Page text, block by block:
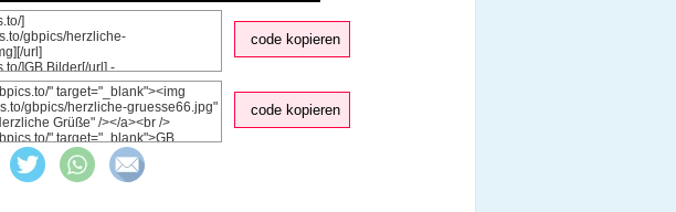
code kopieren
code kopieren